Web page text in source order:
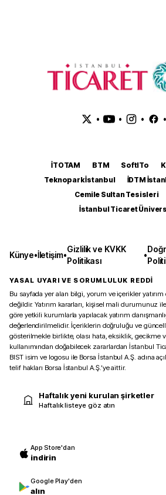
• • • •
İTOTAM BTM SoftITo
Teknopark İstanbul
İDTM
Cemile Sultan Tesisleri
İstanbul Ticaret
Künye•İletişim•
Gizlilik ve KVKK
Politikası
•
YASAL UYARI VE SORUMLULUK REDDİ
Bu sayfada yer alan bilgi, yorum ve içerikler yatırım
değildir. Yatırım kararları, kişisel mali durumunuz
göre yetkili kurumlarla yapılacak yatırım
değerlendirilmelidir. İçeriklerin doğruluğu ve
gösterilmekle birlikte, olası hata, eksiklik, gecikme
kullanımından doğabilecek zararlardan İstanbul
BIST isim ve logosu ile Borsa İstanbul A.Ş. adına
telif hakları Borsa İstanbul A.Ş.’ye aittir.
Haftalık yeni kurulan şirketler
Haftalık listeye göz atın
App Store'dan
indirin
Google Play'den
alın